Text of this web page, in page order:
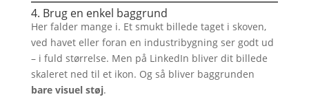
4. Brug en enkel baggrund
Her falder mange i. Et smukt billede taget i skoven,
ved havet eller foran en industribygning ser godt ud
– i fuld størrelse. Men på LinkedIn bliver dit billede
skaleret ned til et ikon. Og så bliver baggrunden
bare visuel støj.